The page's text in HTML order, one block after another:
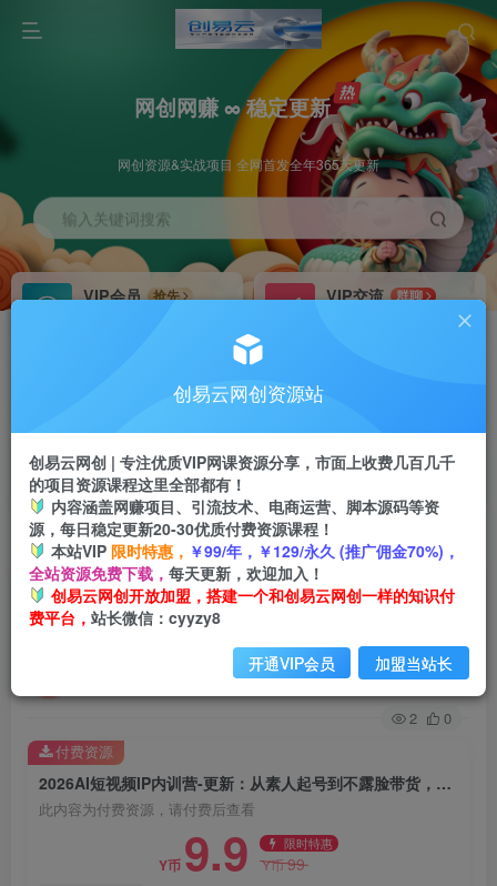
网创网赚 ∞ 稳定更新
网创资源&实战项目 全网首发全年365天更新
输入关键词搜索
VIP会员
抢先
VIP交流
群聊
研究探讨更多创业项目路子。
会员专属推广链接
挂机 项目
脚本卡密
APP下载
GO
首页 创业课程 会员免费 正文
2026AI短视频IP内训营-更新：从素人起号到不露
脸带货，3天暴力起号全流程拆解
关注
2 0
2026AI短视频IP内训营-更新：从素人起号到不露脸带货，3天暴力起号全流程拆解
此内容为付费资源，请付费后查看
Y币 9.9 限时特惠
Y币99
付费资源
创易云网创资源站
创易云网创 | 专注优质VIP网课资源分享，市面上收费几百几千
的项目资源课程这里全部都有！
内容涵盖网赚项目、引流技术、电商运营、脚本源码等资
源，每日稳定更新20-30优质付费资源课程！
本站VIP 限时特惠， ￥99/年，￥129/永久 (推广佣金70%)，
全站资源免费下载， 每天更新，欢迎加入！
创易云网创开放加盟，搭建一个和创易云网创一样的知识付
费平台， 站长微信：cyyzy8
开通VIP会员 加盟当站长